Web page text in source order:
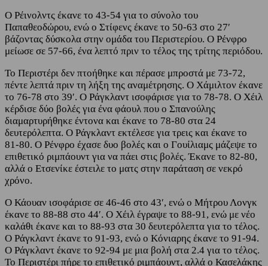
Ο Ρέινολντς έκανε το 43-54 για το σύνολο του
Παπαθεοδώρου, ενώ ο Στίφενς έκανε το 50-63 στο 27′
βάζοντας δύσκολα στην ομάδα του Περιστερίου. O Ρένφρο
μείωσε σε 57-66, ένα λεπτό πριν το τέλος της τρίτης περιόδου.
Το Περιστέρι δεν πτοήθηκε και πέρασε μπροστά με 73-72,
πέντε λεπτά πριν τη λήξη της αναμέτρησης. Ο Χάμιλτον έκανε
το 76-78 στο 39′. O Ράγκλαντ ισοφάρισε για το 78-78. Ο Χέιλ
κέρδισε δύο βολές για ένα φάουλ που ο Σπανούλης
διαμαρτυρήθηκε έντονα και έκανε το 78-80 στα 24
δευτερόλεπτα. Ο Ράγκλαντ εκτέλεσε για τρεις και έκανε το
81-80. Ο Ρένφρο έχασε δυο βολές και ο Γουίλιαμς μάζεψε το
επιθετικό ριμπάουντ για να πάει στις βολές. Έκανε το 82-80,
αλλά ο Ετσενίκε έστειλε το ματς στην παράταση σε νεκρό
χρόνο.
Ο Κάουαν ισοφάρισε σε 46-46 στο 43′, ενώ ο Μήτρου Λονγκ
έκανε το 88-88 στο 44′. Ο Χέιλ έγραψε το 88-91, ενώ με νέο
καλάθι έκανε και το 88-93 στα 30 δευτερόλεπτα για το τέλος.
Ο Ράγκλαντ έκανε το 91-93, ενώ ο Κόνιαρης έκανε το 91-94.
Ο Ράγκλαντ έκανε το 92-94 με μια βολή στα 2.4 για το τέλος.
Το Περιστέρι πήρε το επιθετικό ριμπάουντ, αλλά ο Κασελάκης